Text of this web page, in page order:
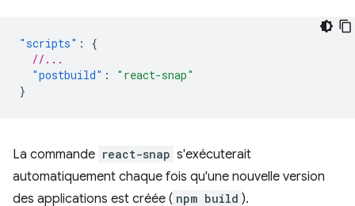
"scripts" :
{
//...
"postbuild" :
"react-snap"
}
La commande react-snap s'exécuterait
automatiquement chaque fois qu'une nouvelle version
des applications est créée ( npm build ).